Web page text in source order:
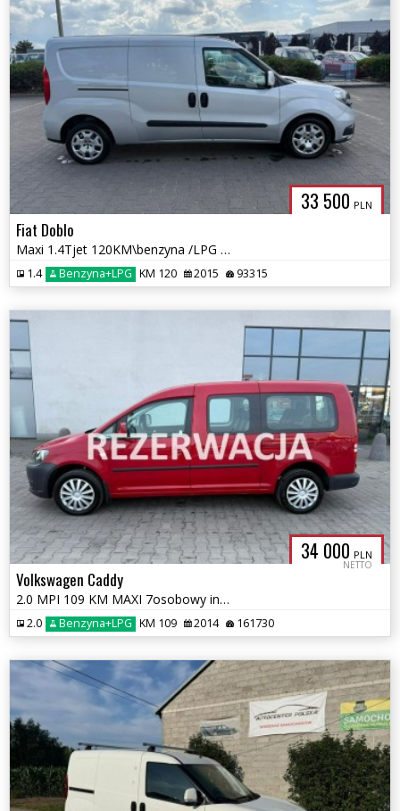
33 500 PLN
Fiat Doblo
Maxi 1.4Tjet 120KM\benzyna /LPG /GAZ/Zarejestrowany
1.4 Benzyna+LPG KM 120 2015 93315
34 000 PLN
NETTO
Volkswagen Caddy
2.0 MPI 109 KM MAXI 7osobowy instalacja LPG Nowa Zarejestrowany
2.0 Benzyna+LPG KM 109 2014 161730